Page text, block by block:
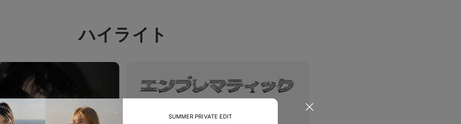
ハイライト
SUMMER PRIVATE EDIT